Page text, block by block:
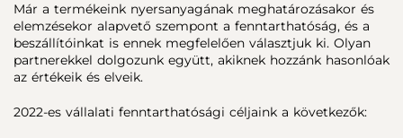
Már a termékeink nyersanyagának meghatározásakor és
elemzésekor alapvető szempont a fenntarthatóság, és a
beszállítóinkat is ennek megfelelően választjuk ki. Olyan
partnerekkel dolgozunk együtt, akiknek hozzánk hasonlóak
az értékeik és elveik.
2022-es vállalati fenntarthatósági céljaink a következők: